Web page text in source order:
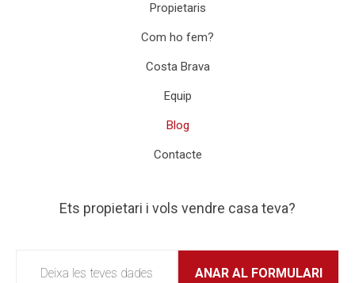
Propietaris
Com ho fem?
Costa Brava
Equip
Blog
Contacte
Ets propietari i vols vendre casa teva?
Deixa les teves dades ANAR AL FORMULARI